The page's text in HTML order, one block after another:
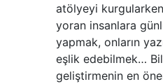
atölyeyi
yoran insanlara
yapmak, onların
eşlik edebilmek…
geliştirmenin en